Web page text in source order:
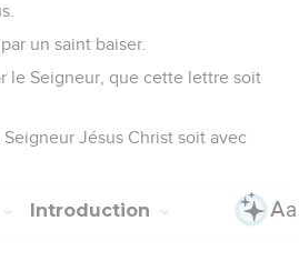
jugement de Dieu, pour que
royaume de Dieu, pour lequel
Dieu de rendre l'affliction à ceux
qui êtes affligés, du repos avec
Jésus apparaîtra du ciel avec les